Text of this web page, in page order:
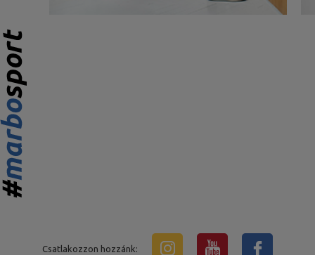
Csatlakozzon hozzánk: